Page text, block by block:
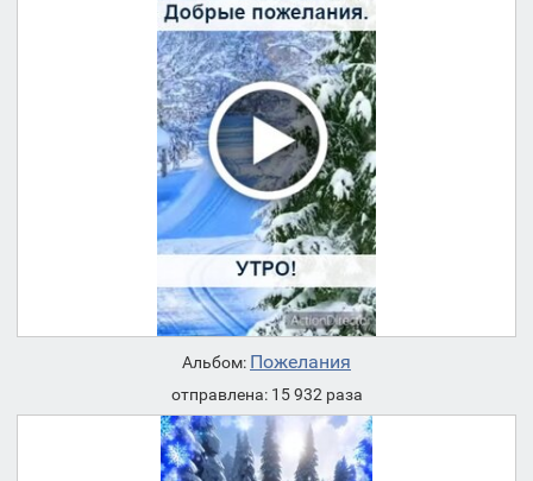
Альбом: Пожелания
отправлена: 15 932 раза